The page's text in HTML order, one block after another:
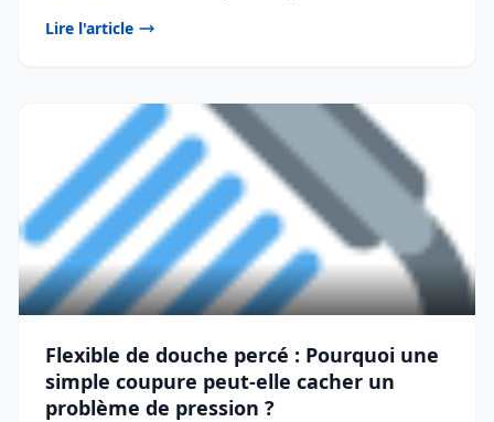
Lire l'article
Flexible de douche percé : Pourquoi une
simple coupure peut-elle cacher un
problème de pression ?